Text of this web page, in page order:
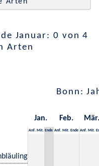
Januar: 0 von 4
Arten
Bonn:
Jan. Feb. Mär.
Anf. Mit. Ende Anf. Mit. Ende Anf. Mit.